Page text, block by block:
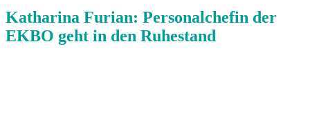
Katharina Furian: Personalchefin der
EKBO geht in den Ruhestand